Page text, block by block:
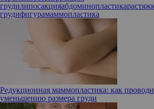
грудилипосакцияабдоминопластика
грудифигурамаммопластика
Редукционная маммопластика: как
уменьшению размера груди